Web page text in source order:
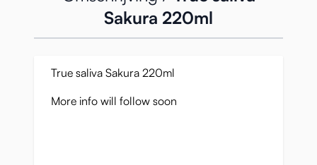
Sakura 220ml
True saliva Sakura 220ml
More info will follow soon